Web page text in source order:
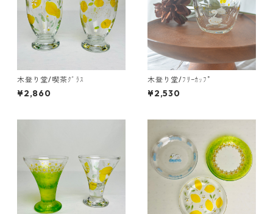
木登り堂/喫茶ｸﾞﾗｽ
¥2,860
木登り堂/ﾌﾘｰｶｯﾌﾟ
¥2,530